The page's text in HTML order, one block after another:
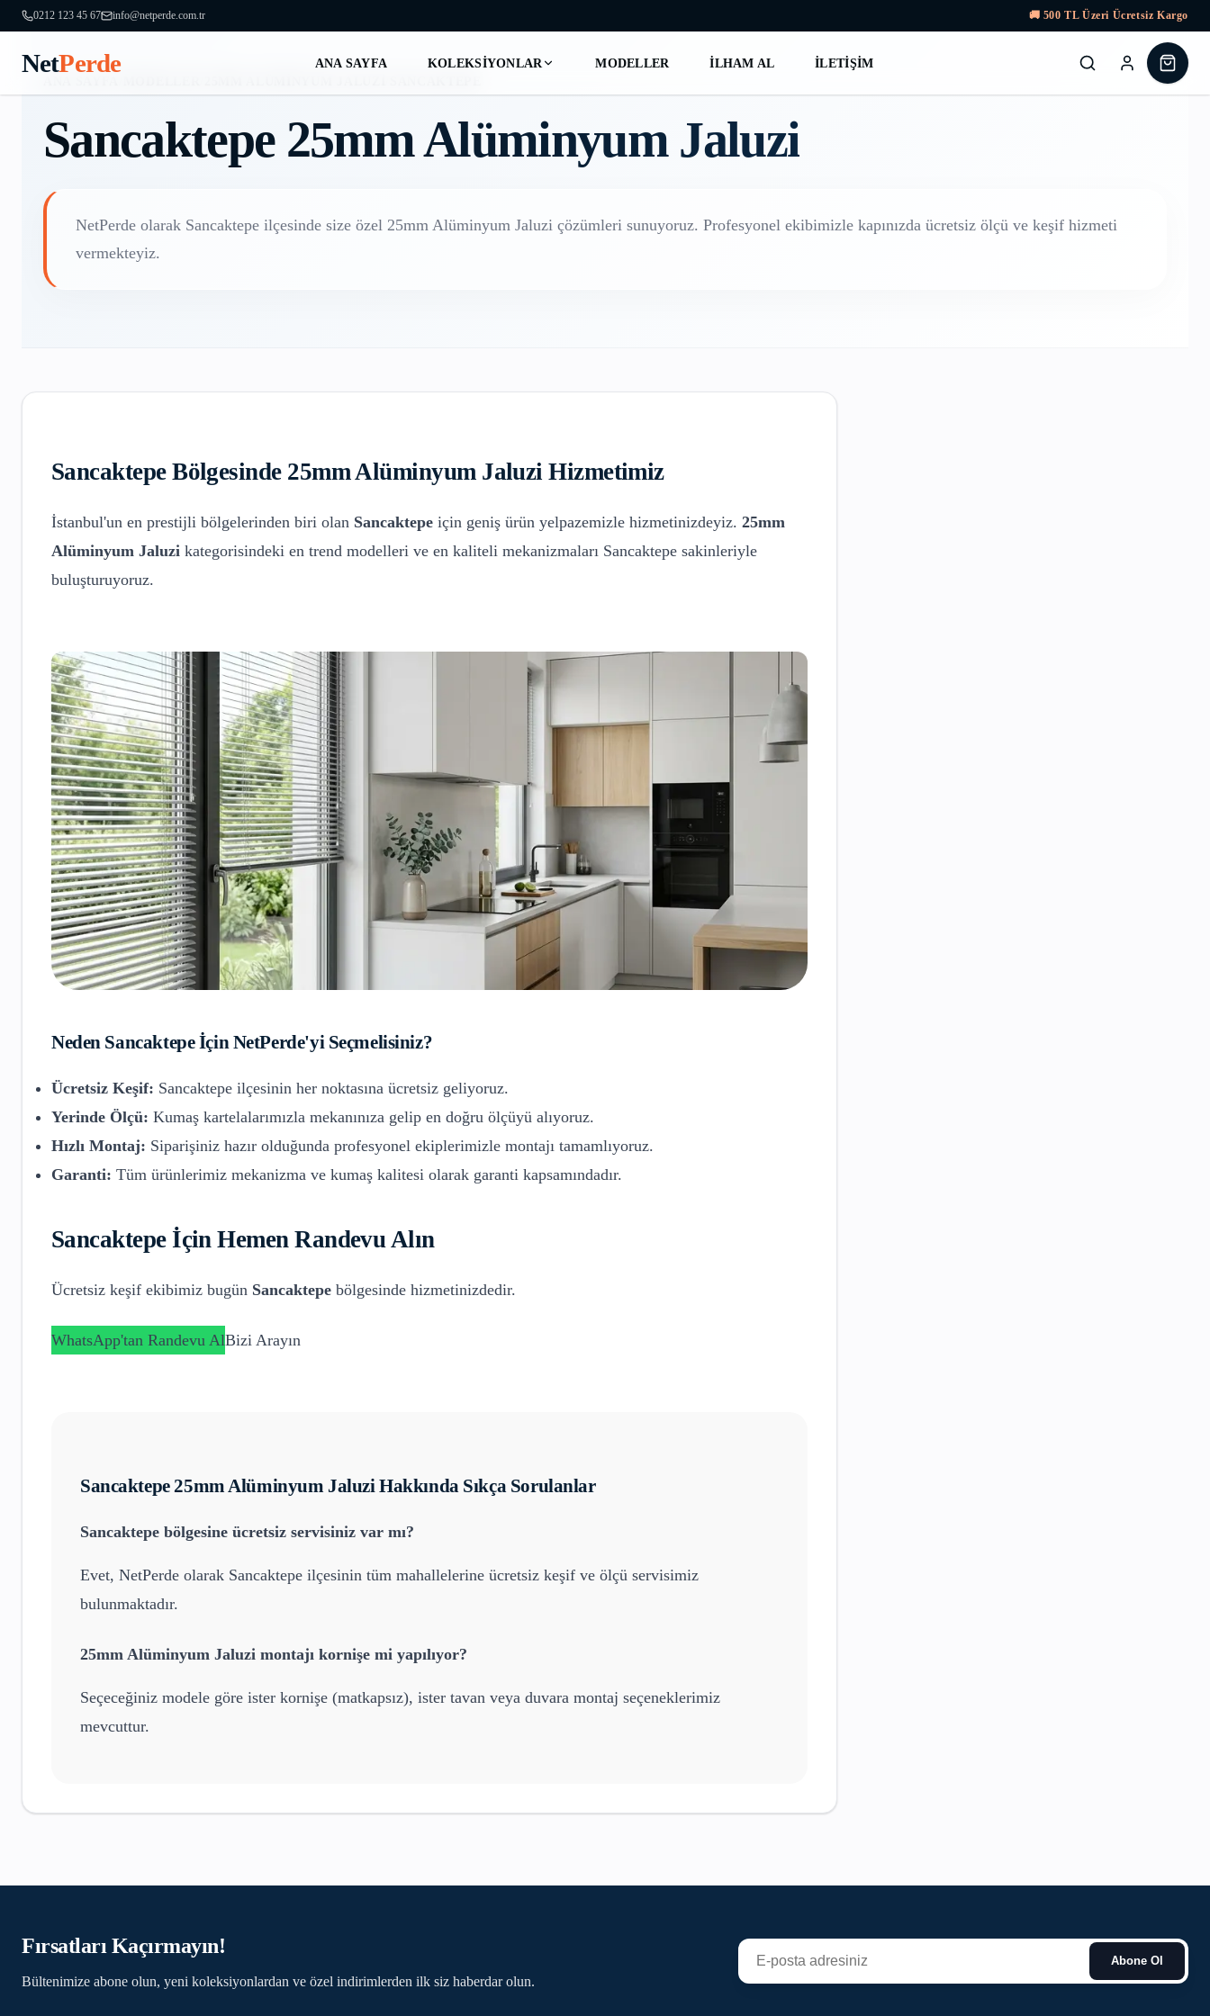
0212 123 45 67 info@netperde.com.tr 🚚 500 TL Üzeri Ücretsiz Kargo
NetPerde ANA SAYFA KOLEKSIYONLAR MODELLER İLHAM AL
İLETIŞIM
Sancaktepe 25mm Alüminyum Jaluzi
NetPerde olarak Sancaktepe ilçesinde size özel 25mm Alüminyum Jaluzi çözümleri sunuyoruz. Profesyonel ekibimizle kapınızda ücretsiz ölçü ve keşif hizmeti
vermekteyiz.
SancaktepeBölgesinde 25mm Alüminyum JaluziHizmetimiz
İstanbul'un en prestijli bölgelerinden biri olan Sancaktepe için geniş ürün yelpazemizle hizmetinizdeyiz. 25mm
Alüminyum Jaluzi kategorisindeki en trend modelleri ve en kaliteli mekanizmaları Sancaktepe sakinleriyle
buluşturuyoruz.
Neden Sancaktepeİçin NetPerde'yi Seçmelisiniz?
Ücretsiz Keşif: Sancaktepe ilçesinin her noktasına ücretsiz geliyoruz.
Yerinde Ölçü: Kumaş kartelalarımızla mekanınıza gelip en doğru ölçüyü alıyoruz.
Hızlı Montaj: Siparişiniz hazır olduğunda profesyonel ekiplerimizle montajı tamamlıyoruz.
Garanti: Tüm ürünlerimiz mekanizma ve kumaş kalitesi olarak garanti kapsamındadır.
Sancaktepeİçin Hemen Randevu Alın
Ücretsiz keşif ekibimiz bugün Sancaktepe bölgesinde hizmetinizdedir.
WhatsApp'tan Randevu AlBizi Arayın
Sancaktepe25mm Alüminyum JaluziHakkında Sıkça Sorulanlar
Sancaktepe bölgesine ücretsiz servisiniz var mı?
Evet, NetPerde olarak Sancaktepe ilçesinin tüm mahallelerine ücretsiz keşif ve ölçü servisimiz
bulunmaktadır.
25mm Alüminyum Jaluzi montajı kornişe mi yapılıyor?
Seçeceğiniz modele göre ister kornişe (matkapsız), ister tavan veya duvara montaj seçeneklerimiz
mevcuttur.
Fırsatları Kaçırmayın!
Bültenimize abone olun, yeni koleksiyonlardan ve özel indirimlerden ilk siz haberdar olun.
Abone Ol